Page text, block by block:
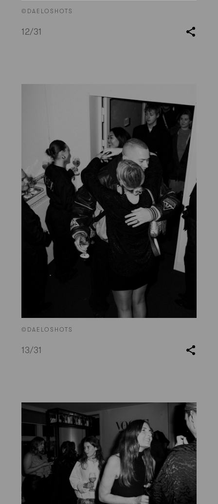
©DAELOSHOTS
12/31
©DAELOSHOTS
13/31